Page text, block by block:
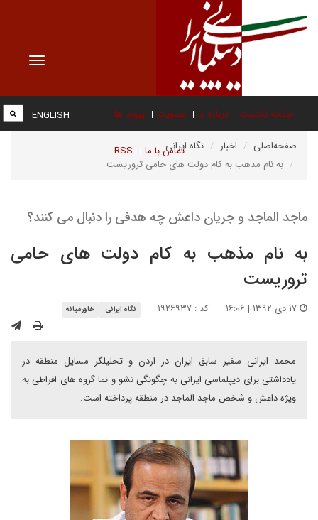
Toggle
صفحه نخست درباره ما عضویت پیوند ها
تماس با ما RSS
ENGLISH
صفحه‌اصلی اخبار
نگاه ایرانی
به نام مذهب به کام دولت های حامی تروریست
ماجد الماجد و جریان داعش چه هدفی را دنبال می کنند؟
به نام مذهب به کام دولت های حامی
تروریست
کد : ۱۹۲۶۹۳۷ نگاه ایرانی خاورمیانه
محمد ایرانی سفیر سابق ایران در اردن و تحلیلگر مسایل منطقه در
یادداشتی برای دیپلماسی ایرانی به چگونگی نشو و نما گروه های افراطی به
ویژه داعش و شخص ماجد الماجد در منطقه پرداخته است.